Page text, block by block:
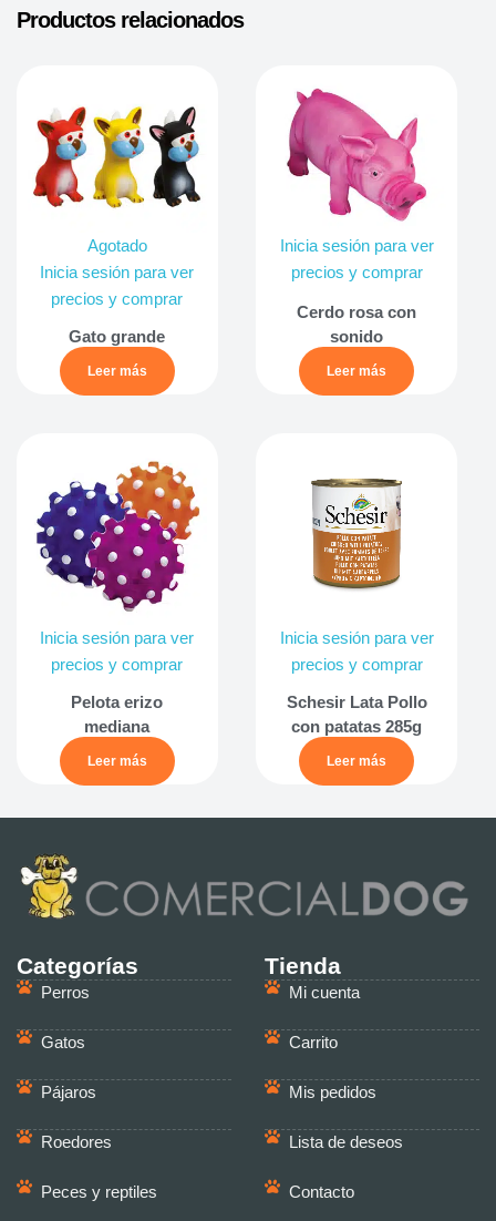
Productos relacionados
Agotado
Inicia sesión para ver
precios y comprar
Gato grande
Leer más
Inicia sesión para ver
precios y comprar
Cerdo rosa con
sonido
Leer más
Inicia sesión para ver
precios y comprar
Pelota erizo
mediana
Leer más
Inicia sesión para ver
precios y comprar
Schesir Lata Pollo
con patatas 285g
Leer más
Categorías
Perros
Gatos
Pájaros
Roedores
Peces y reptiles
Tienda
Mi cuenta
Carrito
Mis pedidos
Lista de deseos
Contacto